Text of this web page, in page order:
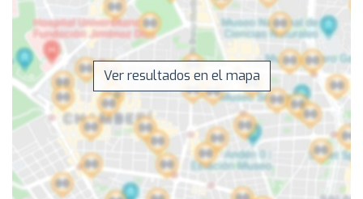
Ver resultados en el mapa